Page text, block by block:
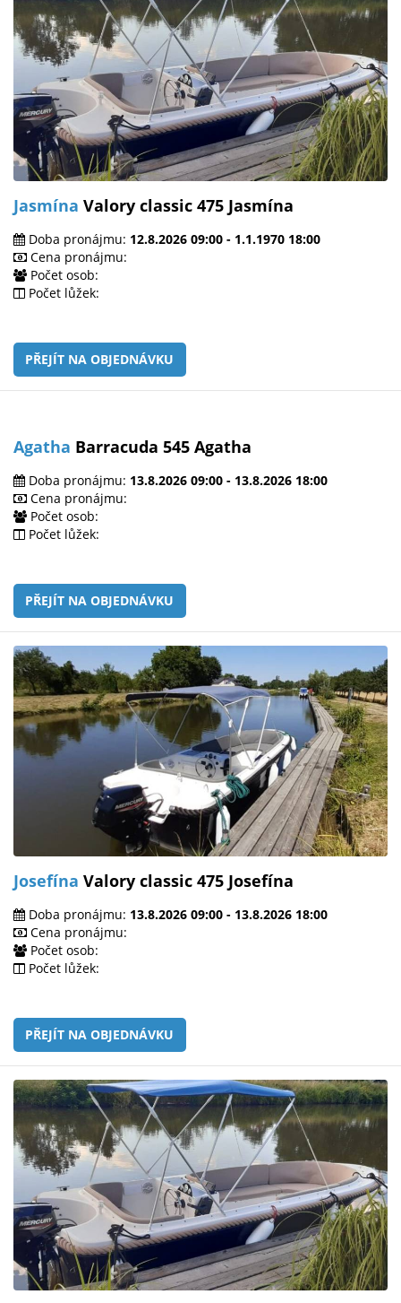
Jasmína Valory classic 475 Jasmína
Doba pronájmu: 12.8.2026 09:00 - 1.1.1970 18:00
Cena pronájmu:
Počet osob:
Počet lůžek:
PŘEJÍT NA OBJEDNÁVKU
Agatha Barracuda 545 Agatha
Doba pronájmu: 13.8.2026 09:00 - 13.8.2026 18:00
Cena pronájmu:
Počet osob:
Počet lůžek:
PŘEJÍT NA OBJEDNÁVKU
Josefína Valory classic 475 Josefína
Doba pronájmu: 13.8.2026 09:00 - 13.8.2026 18:00
Cena pronájmu:
Počet osob:
Počet lůžek:
PŘEJÍT NA OBJEDNÁVKU